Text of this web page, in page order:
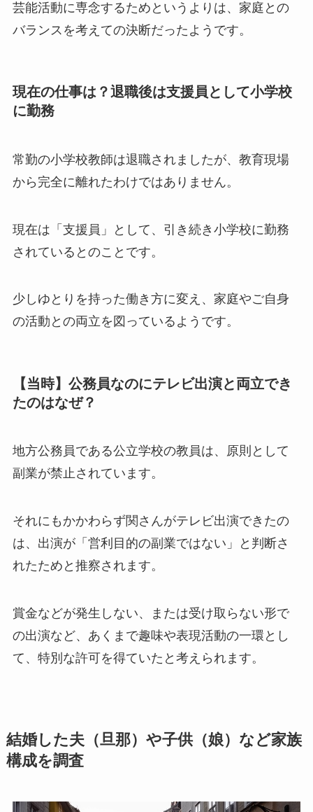
芸能活動に専念するためというよりは、家庭との
バランスを考えての決断だったようです。
現在の仕事は？退職後は支援員として小学校
に勤務
常勤の小学校教師は退職されましたが、教育現場
から完全に離れたわけではありません。
現在は「支援員」として、引き続き小学校に勤務
されているとのことです。
少しゆとりを持った働き方に変え、家庭やご自身
の活動との両立を図っているようです。
【当時】公務員なのにテレビ出演と両立でき
たのはなぜ？
地方公務員である公立学校の教員は、原則として
副業が禁止されています。
それにもかかわらず関さんがテレビ出演できたの
は、出演が「営利目的の副業ではない」と判断さ
れたためと推察されます。
賞金などが発生しない、または受け取らない形で
の出演など、あくまで趣味や表現活動の一環とし
て、特別な許可を得ていたと考えられます。
結婚した夫（旦那）や子供（娘）など家族
構成を調査